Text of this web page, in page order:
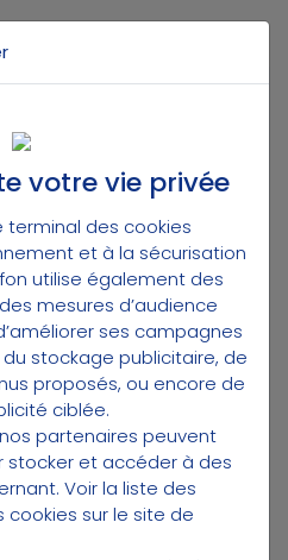
est la
des
à-dire le salaire
. Il est
d'une grille de
qui fixe un indice
grade et
publique.
grade et chaque
à un indice de
qui sert de
la rémunération
Plus l'indice
votre vie privée
terminal des cookies
et à la sécurisation
utilise également des
mesures d’audience
ses campagnes
stockage publicitaire, de
proposés, ou encore de
ciblée.
partenaires peuvent
stocker et accéder à des
Voir la liste des
sur le site de